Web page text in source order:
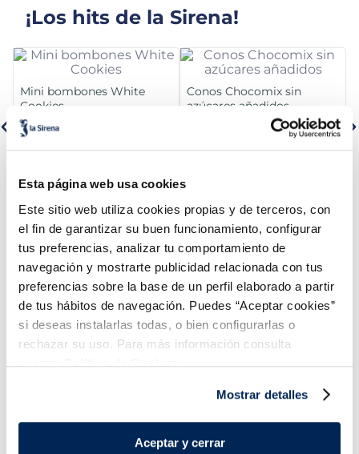
Esta página web usa cookies
Este sitio web utiliza cookies propias y de terceros, con
el fin de garantizar su buen funcionamiento, configurar
tus preferencias, analizar tu comportamiento de
navegación y mostrarte publicidad relacionada con tus
preferencias sobre la base de un perfil elaborado a partir
de tus hábitos de navegación. Puedes “Aceptar cookies”
si deseas instalarlas todas, o bien configurarlas o
rechazar su uso. Para más información consulta
nuestraPolítica de Cookies.
Mostrar detalles
Aceptar y cerrar
¡Los hits de la Sirena!
Mini bombones White
Cookies
3,49 € Caja 6ux80ml
Añadir
Conos Chocomix sin
azúcares añadidos
Sin azucares añadidos
3,99 € Caja 4 u 480 ml
la Sirena